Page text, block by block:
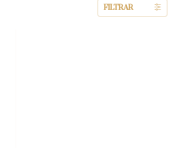
FILTRAR